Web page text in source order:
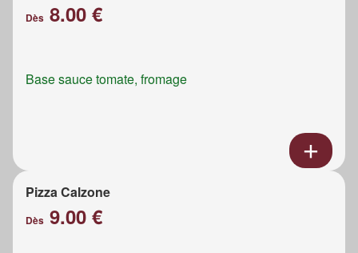
Dès 8.00 €
Base sauce tomate, fromage
Pizza Calzone
Dès 9.00 €